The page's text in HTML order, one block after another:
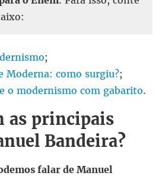
;
Moderna: como surgiu?;
o modernismo com gabarito.
as principais
Bandeira?
falar de Manuel